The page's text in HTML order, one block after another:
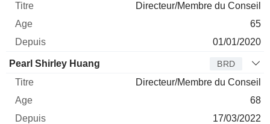
Directeur/Membre du Conseil
65
01/01/2020
Pearl Shirley Huang BRD
Directeur/Membre du Conseil
68
17/03/2022